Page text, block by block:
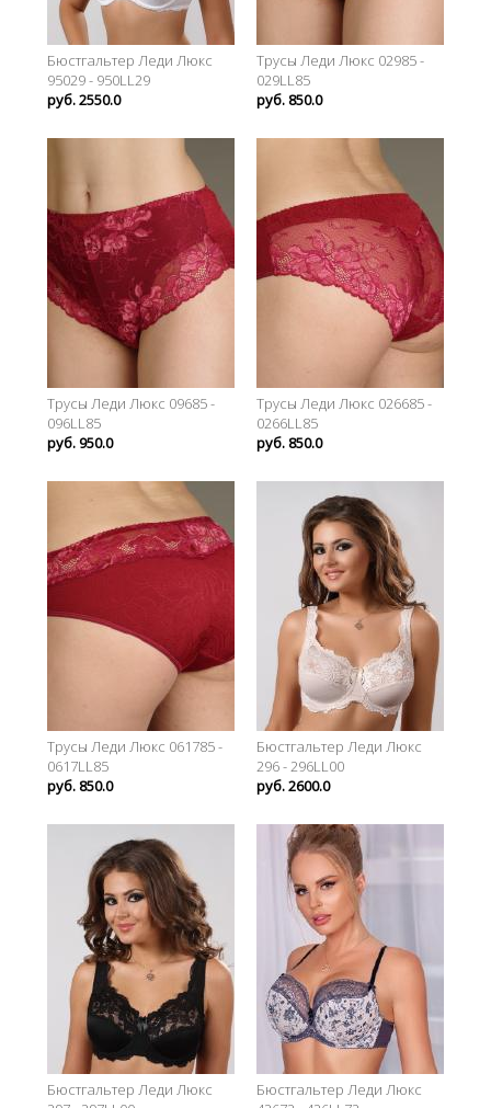
Бюстгальтер Леди Люкс
95029 - 950LL29
руб. 2550.0
Трусы Леди Люкс 02985 -
029LL85
руб. 850.0
Трусы Леди Люкс 09685 -
096LL85
руб. 950.0
Трусы Леди Люкс 026685 -
0266LL85
руб. 850.0
Трусы Леди Люкс 061785 -
0617LL85
руб. 850.0
Бюстгальтер Леди Люкс
296 - 296LL00
руб. 2600.0
Бюстгальтер Леди Люкс
Бюстгальтер Леди Люкс